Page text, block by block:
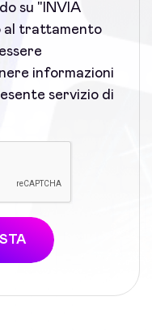
su "INVIA
al trattamento
informazioni
servizio di